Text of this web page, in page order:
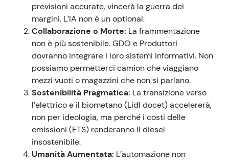
previsioni accurate, vincerà la guerra dei
margini. L’IA non è un optional.
Collaborazione o Morte: La frammentazione
non è più sostenibile. GDO e Produttori
dovranno integrare i loro sistemi informativi. Non
possiamo permetterci camion che viaggiano
mezzi vuoti o magazzini che non si parlano.
Sostenibilità Pragmatica: La transizione verso
l’elettrico e il biometano (Lidl docet) accelererà,
non per ideologia, ma perché i costi delle
emissioni (ETS) renderanno il diesel
insostenibile.
Umanità Aumentata: L’automazione non